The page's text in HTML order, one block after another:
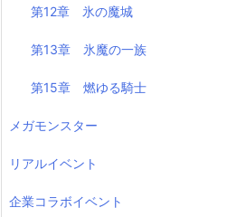
第12章 氷の魔城
第13章 氷魔の一族
第15章 燃ゆる騎士
メガモンスター
リアルイベント
企業コラボイベント